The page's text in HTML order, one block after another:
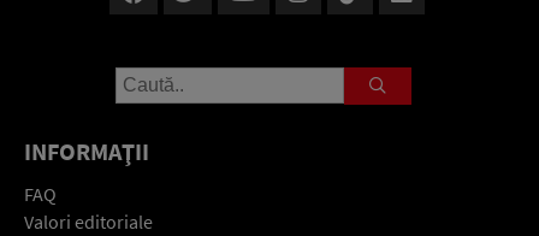
INFORMAŢII
FAQ
Valori editoriale